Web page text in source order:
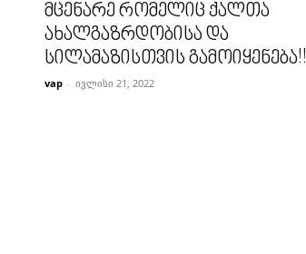
მცენარე რომელიც ქალთა
ახალგაზრდობისა და
სილამაზისთვის გამოიყენება!!
vap - ივლისი 21, 2022